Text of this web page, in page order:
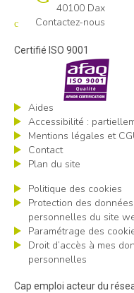
40100 Dax
Contactez-nous
Certifié ISO 9001
Aides
Accessibilité :
Mentions légales et
Contact
Plan du site
Politique des cookies
Protection des données
personnelles du site
Paramétrage des
Droit d’accès à mes
personnelles
Cap emploi acteur du